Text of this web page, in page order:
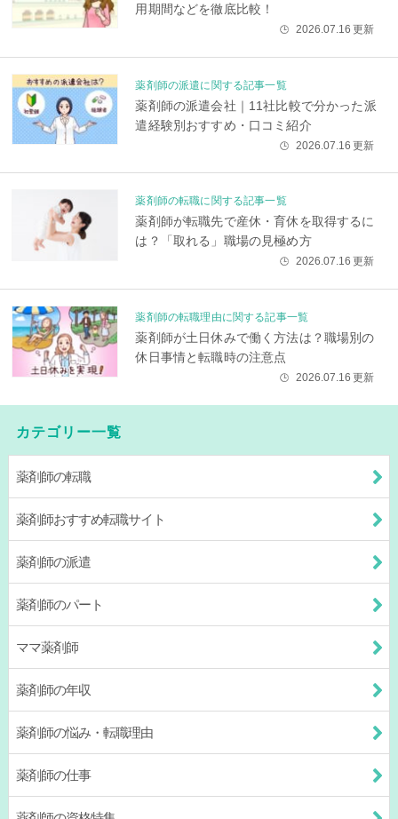
用期間などを徹底比較！
🕒 2026.07.16 更新
薬剤師の派遣に関する記事一覧
薬剤師の派遣会社｜11社比較で分かった派
遣経験別おすすめ・口コミ紹介
🕒 2026.07.16 更新
薬剤師の転職に関する記事一覧
薬剤師が転職先で産休・育休を取得するに
は？「取れる」職場の見極め方
🕒 2026.07.16 更新
薬剤師の転職理由に関する記事一覧
薬剤師が土日休みで働く方法は？職場別の
休日事情と転職時の注意点
🕒 2026.07.16 更新
カテゴリー一覧
薬剤師の転職
薬剤師おすすめ転職サイト
薬剤師の派遣
薬剤師のパート
ママ薬剤師
薬剤師の年収
薬剤師の悩み・転職理由
薬剤師の仕事